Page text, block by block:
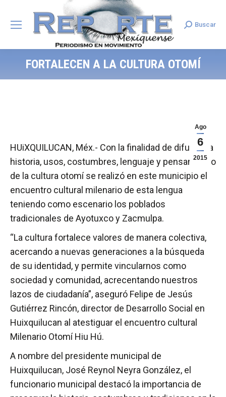
Search:
Buscar
FORTALECEN A LA CULTURA OTOMÍ
Ago
6
2015
HUiXQUILUCAN, Méx.- Con la finalidad de difundir la
historia, usos, costumbres, lenguaje y pensamiento
de la cultura otomí se realizó en este municipio el
encuentro cultural milenario de esta lengua
teniendo como escenario los poblados
tradicionales de Ayotuxco y Zacmulpa.
“La cultura fortalece valores de manera colectiva,
acercando a nuevas generaciones a la búsqueda
de su identidad, y permite vincularnos como
sociedad y comunidad, acrecentando nuestros
lazos de ciudadanía”, aseguró Felipe de Jesús
Gutiérrez Rincón, director de Desarrollo Social en
Huixquilucan al atestiguar el encuentro cultural
Milenario Otomí Hiu Hú.
A nombre del presidente municipal de
Huixquilucan, José Reynol Neyra González, el
funcionario municipal destacó la importancia de